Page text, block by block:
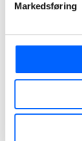
Markedsføring
Manager,
Send epost